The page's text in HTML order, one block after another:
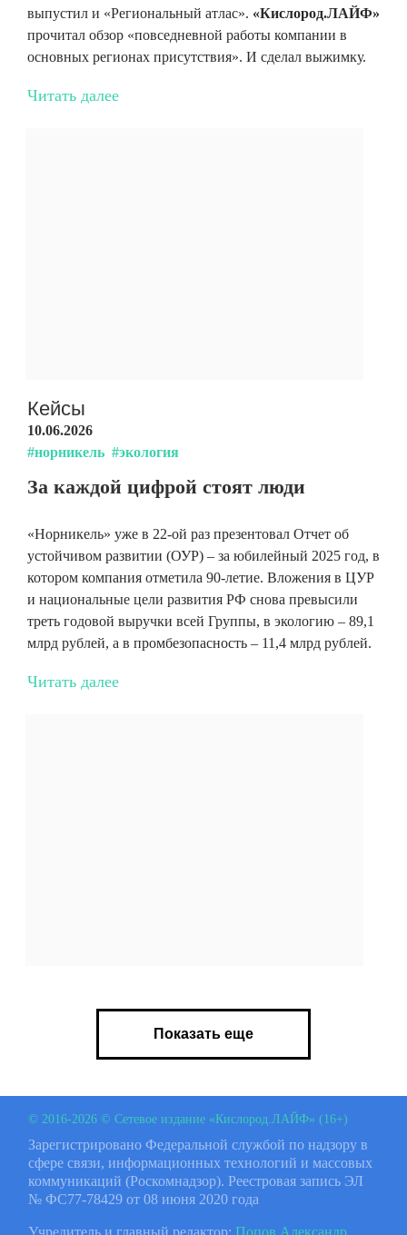
выпустил и «Региональный атлас». «Кислород.ЛАЙФ»
прочитал обзор «повседневной работы компании в
основных регионах присутствия». И сделал выжимку.
Читать далее
Кейсы
10.06.2026
#норникель #экология
За каждой цифрой стоят люди
«Норникель» уже в 22-ой раз презентовал Отчет об
устойчивом развитии (ОУР) – за юбилейный 2025 год, в
котором компания отметила 90-летие. Вложения в ЦУР
и национальные цели развития РФ снова превысили
треть годовой выручки всей Группы, в экологию – 89,1
млрд рублей, а в промбезопасность – 11,4 млрд рублей.
Читать далее
Показать еще
© 2016-2026 © Сетевое издание «Кислород.ЛАЙФ» (16+)
Зарегистрировано Федеральной службой по надзору в
сфере связи, информационных технологий и массовых
коммуникаций (Роскомнадзор). Реестровая запись ЭЛ
№ ФС77-78429 от 08 июня 2020 года
Учредитель и главный редактор: Попов Александр